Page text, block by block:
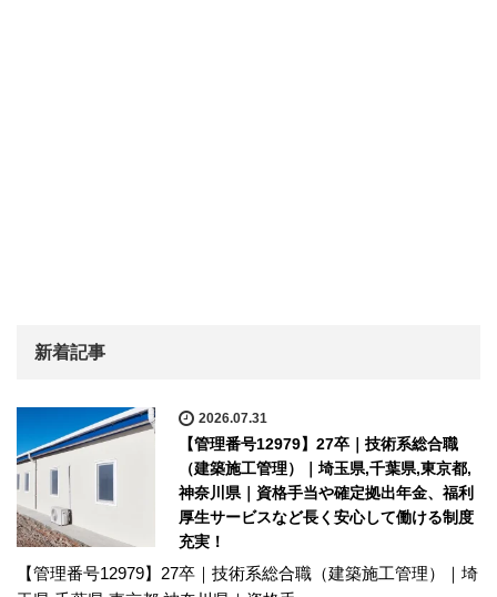
新着記事
2026.07.31
【管理番号12979】27卒｜技術系総合職
（建築施工管理）｜埼玉県,千葉県,東京都,
神奈川県｜資格手当や確定拠出年金、福利
厚生サービスなど長く安心して働ける制度
充実！
【管理番号12979】27卒｜技術系総合職（建築施工管理）｜埼